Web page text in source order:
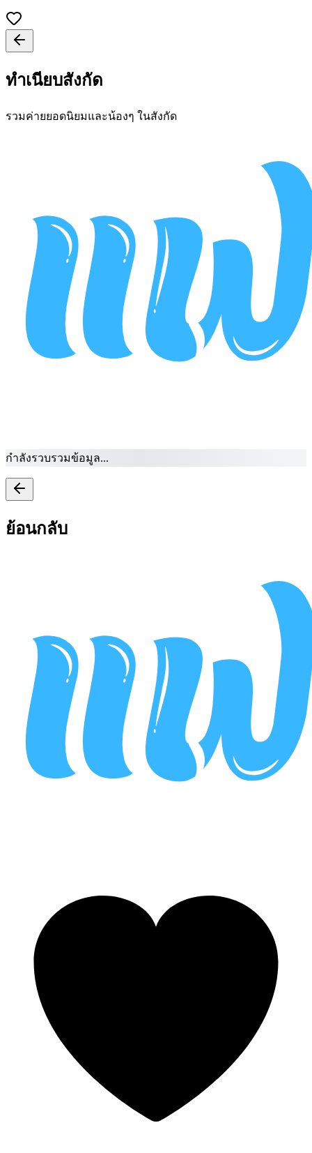
ทำเนียบสังกัด
รวมค่ายยอดนิยมและน้องๆ ในสังกัด
กำลังรวบรวมข้อมูล...
ย้อนกลับ